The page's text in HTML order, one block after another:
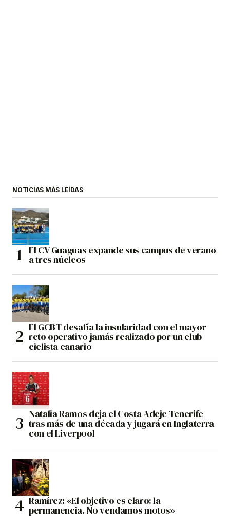
NOTICIAS MÁS LEÍDAS
El CV Guaguas expande sus campus de verano
a tres núcleos
El GCBT desafía la insularidad con el mayor
reto operativo jamás realizado por un club
ciclista canario
Natalia Ramos deja el Costa Adeje Tenerife
tras más de una década y jugará en Inglaterra
con el Liverpool
Ramírez: «El objetivo es claro: la
permanencia. No vendamos motos»